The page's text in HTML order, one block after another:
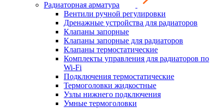
Радиаторная арматура
Вентили ручной регулировки
Дренажные устройства для радиаторов
Клапаны запорные
Клапаны запорные для радиаторов
Клапаны термостатические
Комплекты управления для радиаторов по
Wi-Fi
Подключения термостатические
Термоголовки жидкостные
Узлы нижнего подключения
Умные термоголовки